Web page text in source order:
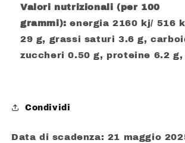
Valori nutrizionali (per 100
grammi): energia 2160 kj/ 516
29 g, grassi saturi 3.6 g,
zuccheri 0.50 g, proteine 6.2 g,
Condividi
Data di scadenza: 21 maggio